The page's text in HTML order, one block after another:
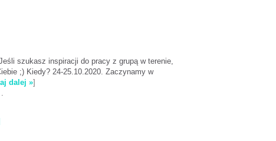
szukasz inspiracji do pracy z grupą w terenie,
;) Kiedy? 24-25.10.2020. Zaczynamy w
dalej »]